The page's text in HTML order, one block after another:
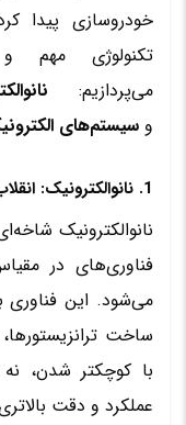
خودروسازی پیدا
تکنولوژی مهم
می‌پردازیم:
و سیستم‌های
1. نانوالکترونیک: انقلاب در مقیاس‌های نانو
نانوالکترونیک
می‌شود. این فناوری
ساخت
با کوچکتر شدن، نه
عملکرد و دقت